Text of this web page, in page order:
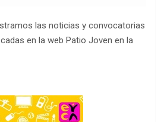
las noticias y convocatorias
en la web Patio Joven en la